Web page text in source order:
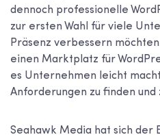
dennoch professionelle
zur ersten Wahl für viele
Präsenz verbessern
einen Marktplatz für
es Unternehmen leicht
Anforderungen zu finden und
Seahawk Media hat sich